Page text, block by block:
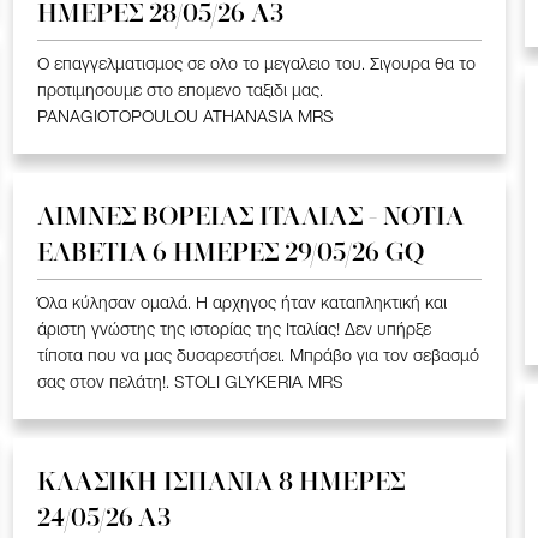
ΗΜΕΡΕΣ 28/05/26 A3
Ο επαγγελματισμος σε ολο το μεγαλειο του. Σιγουρα θα το
προτιμησουμε στο επομενο ταξιδι μας.
PANAGIOTOPOULOU ATHANASIA MRS
ΛΙΜΝΕΣ ΒΟΡΕΙΑΣ ΙΤΑΛΙΑΣ - ΝΟΤΙΑ
ΕΛΒΕΤΙΑ 6 ΗΜΕΡΕΣ 29/05/26 GQ
Όλα κύλησαν ομαλά. Η αρχηγος ήταν καταπληκτική και
άριστη γνώστης της ιστορίας της Ιταλίας! Δεν υπήρξε
τίποτα που να μας δυσαρεστήσει. Μπράβο για τον σεβασμό
σας στον πελάτη!. STOLI GLYKERIA MRS
ΚΛΑΣΙΚΗ ΙΣΠΑΝΙΑ 8 ΗΜΕΡΕΣ
24/05/26 Α3